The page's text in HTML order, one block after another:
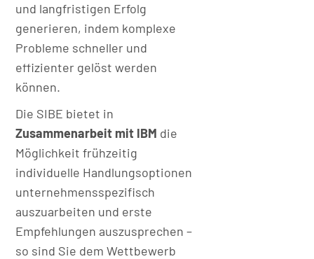
und langfristigen Erfolg
generieren, indem komplexe
Probleme schneller und
effizienter gelöst werden
können.
Die SIBE bietet in
Zusammenarbeit mit IBM die
Möglichkeit frühzeitig
individuelle Handlungsoptionen
unternehmensspezifisch
auszuarbeiten und erste
Empfehlungen auszusprechen –
so sind Sie dem Wettbewerb